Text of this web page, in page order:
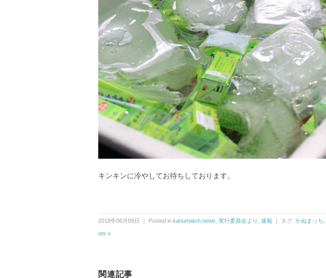
キンキンに冷やしてお待ちしております。
2018年06月09日 ｜ Posted in kanumatch news 実行委員会より 速報 ｜ タグ: かぬまっち
nts »
関連記事